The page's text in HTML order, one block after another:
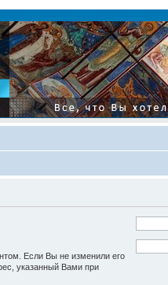
Если Вы не изменили его
указанный Вами при